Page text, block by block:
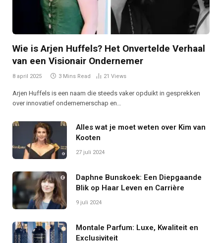
Wie is Arjen Huffels? Het Onvertelde Verhaal
van een Visionair Ondernemer
8 april 2025 3 Mins Read 21 Views
Arjen Huffels is een naam die steeds vaker opduikt in gesprekken
over innovatief ondernemerschap en…
Alles wat je moet weten over Kim van
Kooten
27 juli 2024
Daphne Bunskoek: Een Diepgaande
Blik op Haar Leven en Carrière
9 juli 2024
Montale Parfum: Luxe, Kwaliteit en
Exclusiviteit